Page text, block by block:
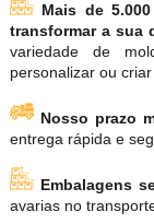
Mais de
transformar a sua
variedade de
personalizar ou
Nosso prazo
entrega rápida e
Embalagens
avarias no